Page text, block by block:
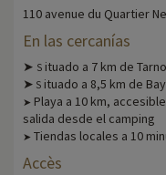
110 avenue du Quartier
En las cercanías
➤ S ituado a 7 km de
➤ S ituado a 8,5 km de
➤ Playa a 10 km,
salida desde el camping
➤ Tiendas locales a 10
Accès